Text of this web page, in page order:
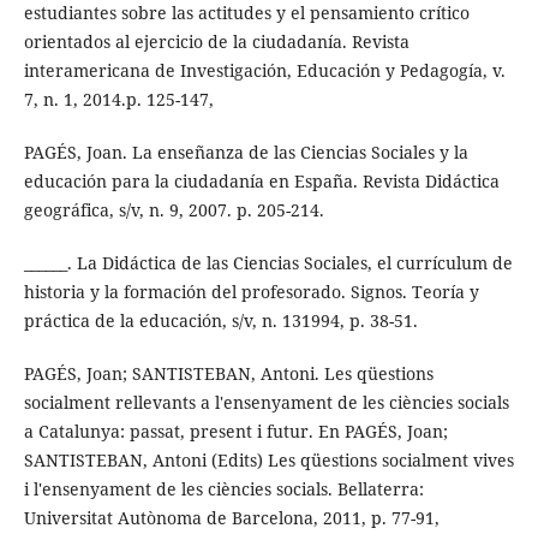
estudiantes sobre las actitudes y el pensamiento crítico
orientados al ejercicio de la ciudadanía. Revista
interamericana de Investigación, Educación y Pedagogía, v.
7, n. 1, 2014.p. 125-147,
PAGÉS, Joan. La enseñanza de las Ciencias Sociales y la
educación para la ciudadanía en España. Revista Didáctica
geográfica, s/v, n. 9, 2007. p. 205-214.
______. La Didáctica de las Ciencias Sociales, el currículum de
historia y la formación del profesorado. Signos. Teoría y
práctica de la educación, s/v, n. 131994, p. 38-51.
PAGÉS, Joan; SANTISTEBAN, Antoni. Les qüestions
socialment rellevants a l'ensenyament de les ciències socials
a Catalunya: passat, present i futur. En PAGÉS, Joan;
SANTISTEBAN, Antoni (Edits) Les qüestions socialment vives
i l'ensenyament de les ciències socials. Bellaterra:
Universitat Autònoma de Barcelona, 2011, p. 77-91,